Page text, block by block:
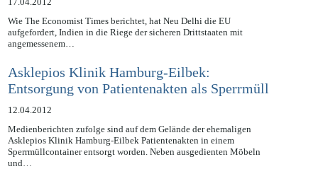
Wie The Economist Times berichtet, hat Neu Delhi die EU
aufgefordert, Indien in die Riege der sicheren Drittstaaten mit
angemessenem…
Asklepios Klinik Hamburg-Eilbek:
Entsorgung von Patientenakten als Sperrmüll
12.04.2012
Medienberichten zufolge sind auf dem Gelände der ehemaligen
Asklepios Klinik Hamburg-Eilbek Patientenakten in einem
Sperrmüllcontainer entsorgt worden. Neben ausgedienten Möbeln
und…